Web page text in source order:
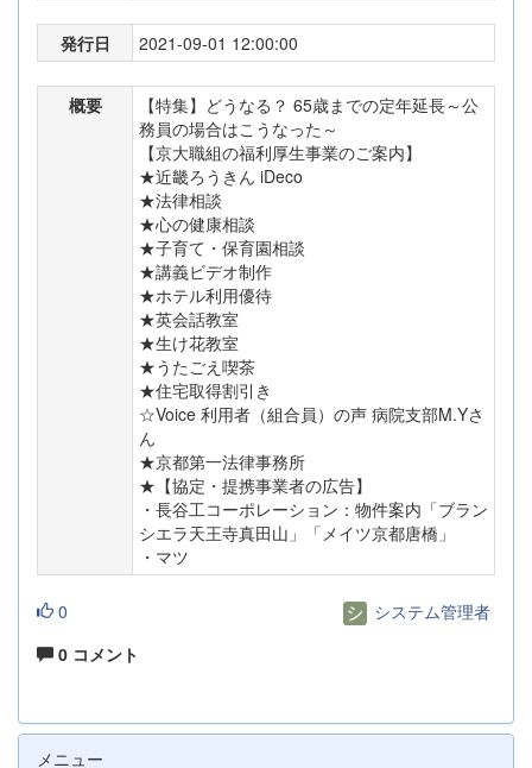
発行日 2021-09-01 12:00:00
概要
【特集】どうなる？ 65歳までの定年延長～公
務員の場合はこうなった～
【京大職組の福利厚生事業のご案内】
★近畿ろうきん iDeco
★法律相談
★心の健康相談
★子育て・保育園相談
★講義ビデオ制作
★ホテル利用優待
★英会話教室
★生け花教室
★うたごえ喫茶
★住宅取得割引き
☆Voice 利用者（組合員）の声 病院支部M.Yさ
ん
★京都第一法律事務所
★【協定・提携事業者の広告】
・長谷工コーポレーション：物件案内「ブラン
シエラ天王寺真田山」「メイツ京都唐橋」
・マツ
0
システム管理者
0 コメント
メニュー